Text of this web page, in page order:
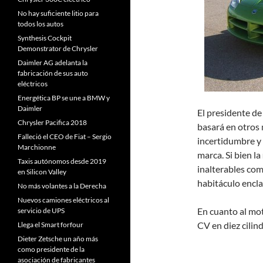
El presidente
basará en otros
incertidumbre y
marca. Si bien
inalterables
habitáculo
En cuanto al
CV en diez
No hay suficiente litio para
todos los autos
Synthesis Cockpit
Demonstrator de Chrysler
Daimler AG adelanta la
fabricación de sus auto
eléctricos
Energética BP se une a BMW y
Daimler
Chrysler Pacifica 2018
Falleció el CEO de Fiat – Sergio
Marchionne
Taxis autónomos desde 2019
en Silicon Valley
No más volantes a la Derecha
Nuevos camiones eléctricos al
servicio de UPS
Llega el Smart forfour
Dieter Zetsche un año más
como presidente de la
asociación de fabricantes